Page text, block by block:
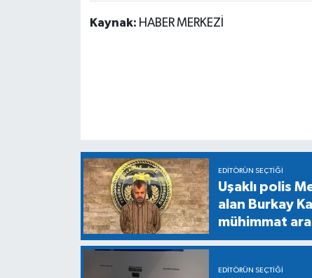
Kaynak: HABER MERKEZİ
EDITÖRÜN SEÇTIĞI
Uşaklı polis
alan Burkay
mühimmat
EDITÖRÜN SEÇTIĞI